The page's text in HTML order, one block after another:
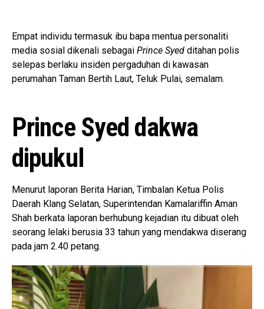
Empat individu termasuk ibu bapa mentua personaliti
media sosial dikenali sebagai Prince Syed ditahan polis
selepas berlaku insiden pergaduhan di kawasan
perumahan Taman Bertih Laut, Teluk Pulai, semalam.
Prince Syed dakwa
dipukul
Menurut laporan Berita Harian, Timbalan Ketua Polis
Daerah Klang Selatan, Superintendan Kamalariffin Aman
Shah berkata laporan berhubung kejadian itu dibuat oleh
seorang lelaki berusia 33 tahun yang mendakwa diserang
pada jam 2.40 petang.